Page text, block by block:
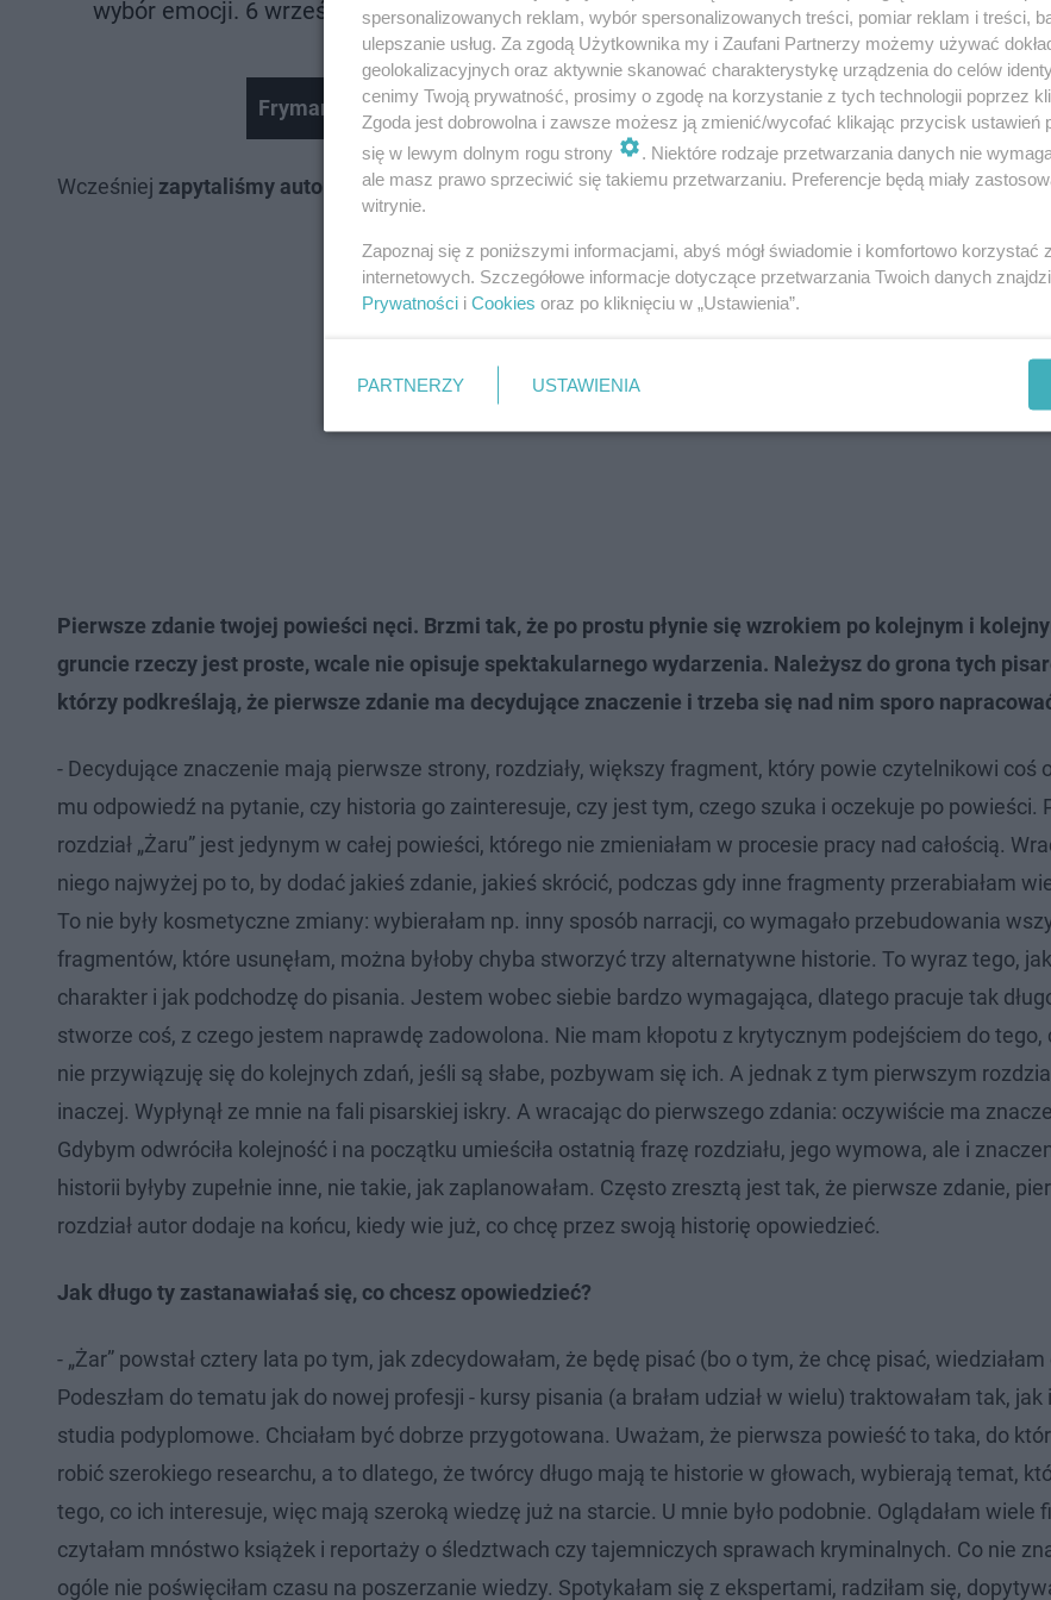
wybór emocji. 6 września, w dniu premiery, przekonamy się, czy tak jest do końca.
Frymark Bydgoski, czyli zdrowa żywność na wyciągnięcie ręki
Wcześniej zapytaliśmy autorkę o pracę nad debiutem.
Pierwsze zdanie twojej powieści nęci. Brzmi tak, że po prostu płynie się wzrokiem po kolejnym i
gruncie rzeczy jest proste, wcale nie opisuje spektakularnego wydarzenia. Należysz do grona tych
którzy podkreślają, że pierwsze zdanie ma decydujące znaczenie i trzeba się nad nim sporo
- Decydujące znaczenie mają pierwsze strony, rozdziały, większy fragment, który powie czytelnikowi coś
mu odpowiedź na pytanie, czy historia go zainteresuje, czy jest tym, czego szuka i oczekuje po powieści.
rozdział „Żaru” jest jedynym w całej powieści, którego nie zmieniałam w procesie pracy nad całością.
niego najwyżej po to, by dodać jakieś zdanie, jakieś skrócić, podczas gdy inne fragmenty przerabiałam
To nie były kosmetyczne zmiany: wybierałam np. inny sposób narracji, co wymagało przebudowania
fragmentów, które usunęłam, można byłoby chyba stworzyć trzy alternatywne historie. To wyraz tego,
charakter i jak podchodzę do pisania. Jestem wobec siebie bardzo wymagająca, dlatego pracuje tak
stworze coś, z czego jestem naprawdę zadowolona. Nie mam kłopotu z krytycznym podejściem do tego,
nie przywiązuję się do kolejnych zdań, jeśli są słabe, pozbywam się ich. A jednak z tym pierwszym
inaczej. Wypłynął ze mnie na fali pisarskiej iskry. A wracając do pierwszego zdania: oczywiście ma
Gdybym odwróciła kolejność i na początku umieściła ostatnią frazę rozdziału, jego wymowa, ale i
historii byłyby zupełnie inne, nie takie, jak zaplanowałam. Często zresztą jest tak, że pierwsze zdanie,
rozdział autor dodaje na końcu, kiedy wie już, co chcę przez swoją historię opowiedzieć.
Jak długo ty zastanawiałaś się, co chcesz opowiedzieć?
- „Żar” powstał cztery lata po tym, jak zdecydowałam, że będę pisać (bo o tym, że chcę pisać,
Podeszłam do tematu jak do nowej profesji - kursy pisania (a brałam udział w wielu) traktowałam tak,
studia podyplomowe. Chciałam być dobrze przygotowana. Uważam, że pierwsza powieść to taka, do
robić szerokiego researchu, a to dlatego, że twórcy długo mają te historie w głowach, wybierają temat,
tego, co ich interesuje, więc mają szeroką wiedzę już na starcie. U mnie było podobnie. Oglądałam wiele
czytałam mnóstwo książek i reportaży o śledztwach czy tajemniczych sprawach kryminalnych. Co nie
ogóle nie poświęciłam czasu na poszerzanie wiedzy. Spotykałam się z ekspertami, radziłam się,
spersonalizowanych reklam, wybór spersonalizowanych treści, pomiar reklam i treści,
ulepszanie usług. Za zgodą Użytkownika my i Zaufani Partnerzy możemy używać
geolokalizacyjnych oraz aktywnie skanować charakterystykę urządzenia do celów
cenimy Twoją prywatność, prosimy o zgodę na korzystanie z tych technologii poprzez
Zgoda jest dobrowolna i zawsze możesz ją zmienić/wycofać klikając przycisk ustawień
się w lewym dolnym rogu strony
. Niektóre rodzaje przetwarzania danych nie
ale masz prawo sprzeciwić się takiemu przetwarzaniu. Preferencje będą miały
witrynie.
Zapoznaj się z poniższymi informacjami, abyś mógł świadomie i komfortowo korzystać
internetowych. Szczegółowe informacje dotyczące przetwarzania Twoich danych
Prywatności i Cookies oraz po kliknięciu w „Ustawienia”.
PARTNERZY USTAWIENIA